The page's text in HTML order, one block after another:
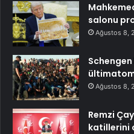
salonu
Ağustos 8,
Ağustos 8,
Remzi
katillerini